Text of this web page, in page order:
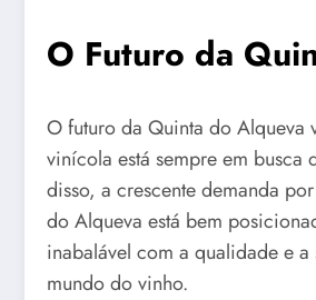
O Futuro da
O futuro da Quinta do Alqueva
vinícola está sempre em busca
disso, a crescente demanda
do Alqueva está bem
inabalável com a qualidade e
mundo do vinho.